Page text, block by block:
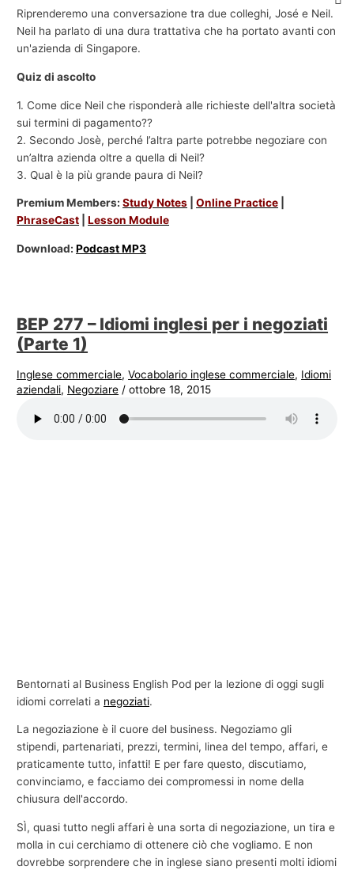
Riprenderemo una conversazione tra due colleghi, José e Neil.
Neil ha parlato di una dura trattativa che ha portato avanti con
un'azienda di Singapore.
Quiz di ascolto
1. Come dice Neil che risponderà alle richieste dell'altra società
sui termini di pagamento??
2. Secondo Josè, perché l’altra parte potrebbe negoziare con
un’altra azienda oltre a quella di Neil?
3. Qual è la più grande paura di Neil?
Premium Members:Study Notes |Online Practice
PhraseCast |Lesson Module
Download:Podcast MP3
BEP 277 – Idiomi inglesi per i negoziati
(Parte 1)
Inglese commerciale,Vocabolario inglese commerciale, Idiomi
aziendali, Negoziare /ottobre 18, 2015
Bentornati al Business English Pod per la lezione di oggi sugli
idiomi correlati a negoziati.
La negoziazione è il cuore del business. Negoziamo gli
stipendi, partenariati, prezzi, termini, linea del tempo, affari, e
praticamente tutto, infatti! E per fare questo, discutiamo,
convinciamo, e facciamo dei compromessi in nome della
chiusura dell'accordo.
SÌ, quasi tutto negli affari è una sorta di negoziazione, un tira e
molla in cui cerchiamo di ottenere ciò che vogliamo. E non
dovrebbe sorprendere che in inglese siano presenti molti idiomi